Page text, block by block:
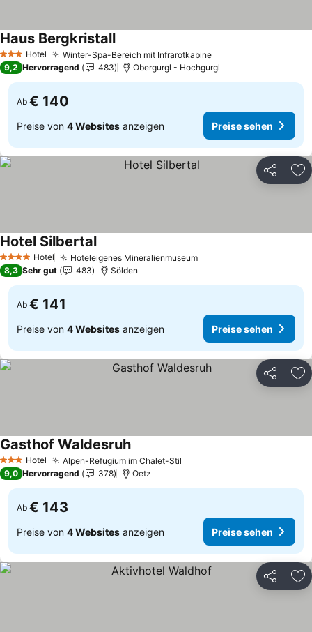
3 SterneHotel Winter-Spa-Bereich mit Infrarotkabine
Haus Bergkristall
9,2 Hervorragend 483 Obergurgl - Hochgurgl
Ab € 140
Preise von 4 Websites anzeigen Preise sehen
Teilen
4 Sterne Hotel Hoteleigenes Mineralienmuseum
Hotel Silbertal
8,3 Sehr gut 483 Sölden
Ab € 141
Preise von 4 Websites anzeigen Preise sehen
Teilen
3 SterneHotel Alpen-Refugium im Chalet-Stil
Gasthof Waldesruh
9,0 Hervorragend 378 Oetz
Ab € 143
Preise von 4 Websites anzeigen Preise sehen
Teilen